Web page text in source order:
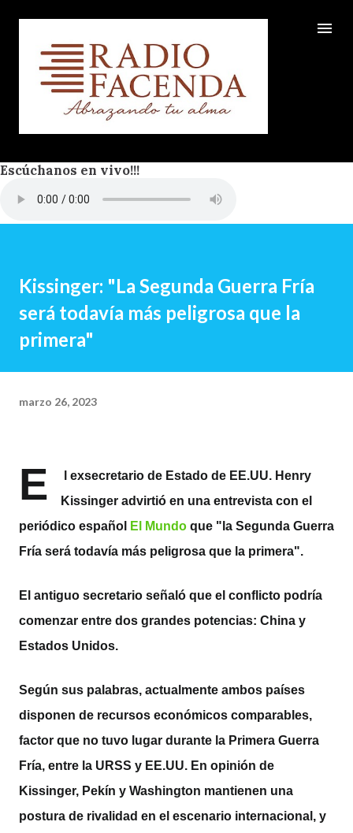
Ir al contenido principal
Escúchanos en vivo!!!
Kissinger: "La Segunda Guerra Fría
será todavía más peligrosa que la
primera"
marzo 26, 2023
E
l exsecretario de Estado de EE.UU. Henry
Kissinger advirtió en una entrevista con el
periódico español El Mundo que "la Segunda Guerra
Fría será todavía más peligrosa que la primera".
El antiguo secretario señaló que el conflicto podría
comenzar entre dos grandes potencias: China y
Estados Unidos.
Según sus palabras, actualmente ambos países
disponen de recursos económicos comparables,
factor que no tuvo lugar durante la Primera Guerra
Fría, entre la URSS y EE.UU. En opinión de
Kissinger, Pekín y Washington mantienen una
postura de rivalidad en el escenario internacional, y